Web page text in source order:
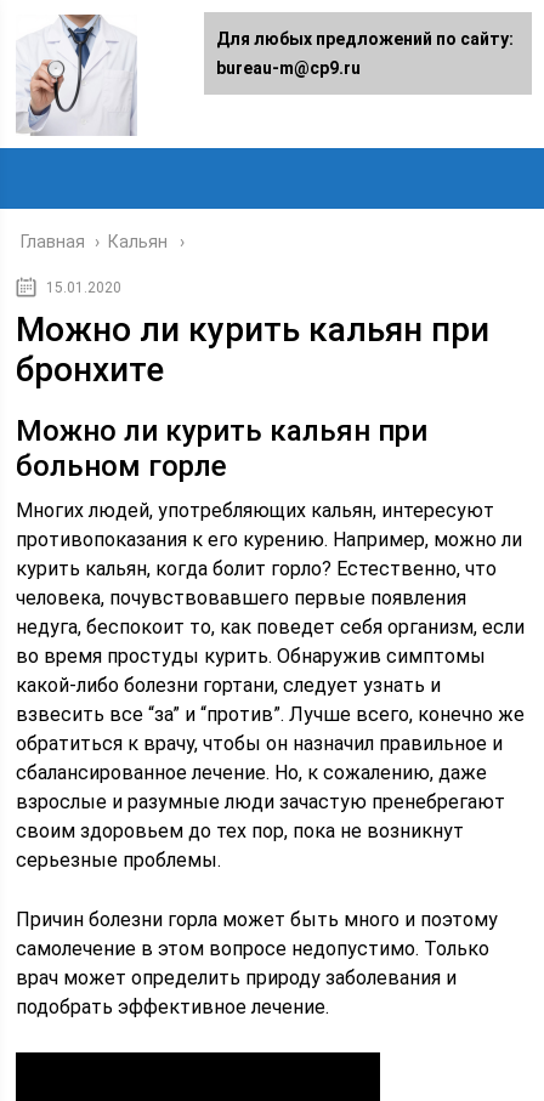
Главная › Кальян
15.01.2020
Можно ли курить кальян при
бронхите
Можно ли курить кальян при
больном горле
Многих людей, употребляющих кальян, интересуют
противопоказания к его курению. Например, можно ли
курить кальян, когда болит горло? Естественно, что
человека, почувствовавшего первые появления
недуга, беспокоит то, как поведет себя организм, если
во время простуды курить. Обнаружив симптомы
какой-либо болезни гортани, следует узнать и
взвесить все “за” и “против”. Лучше всего, конечно же
обратиться к врачу, чтобы он назначил правильное и
сбалансированное лечение. Но, к сожалению, даже
взрослые и разумные люди зачастую пренебрегают
своим здоровьем до тех пор, пока не возникнут
серьезные проблемы.
Причин болезни горла может быть много и поэтому
самолечение в этом вопросе недопустимо. Только
врач может определить природу заболевания и
подобрать эффективное лечение.
Для любых предложений по сайту:
bureau-m@cp9.ru